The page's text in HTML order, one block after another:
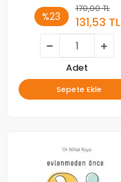
%23
170,00 TL
131,53 TL
Adet
Sepete Ekle